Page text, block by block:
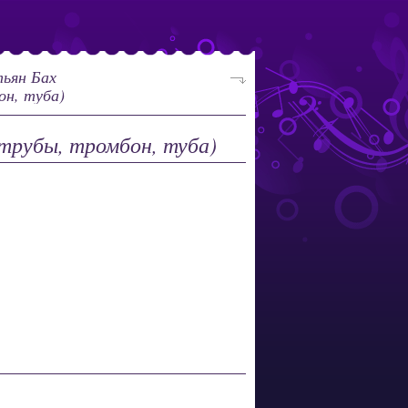
Бах
туба)
тромбон, туба)